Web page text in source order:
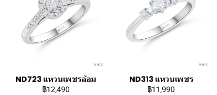
ND723 แหวนเพชรล้อม
฿12,490
ND313 แหวนเพชร
฿11,990